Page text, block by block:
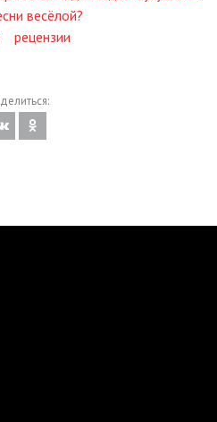
весёлой?
рецензии